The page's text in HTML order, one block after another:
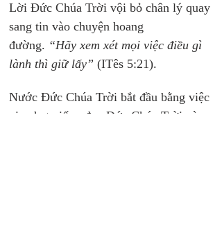
Lời Đức Chúa Trời vội bỏ chân lý quay
sang tin vào chuyện hoang
đường. “Hãy xem xét mọi việc điều gì
lành thì giữ lấy” (ITês 5:21).
Nước Đức Chúa Trời bắt đầu bằng việc
gieo hạt giống đạo Đức Chúa Trời vào